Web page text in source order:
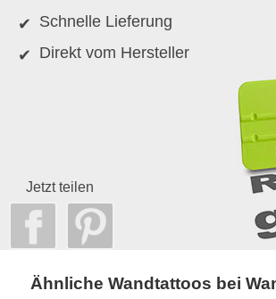
Schnelle Lieferung
Direkt vom Hersteller
Jetzt teilen
Ähnliche Wandtattoos bei